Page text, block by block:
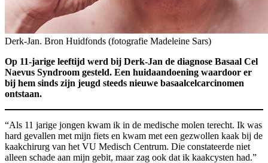
Derk-Jan. Bron Huidfonds (fotografie Madeleine Sars)
Op 11-jarige leeftijd werd bij Derk-Jan de diagnose Basaal Cel
Naevus Syndroom gesteld. Een huidaandoening waardoor er
bij hem sinds zijn jeugd steeds nieuwe basaalcelcarcinomen
ontstaan.
“Als 11 jarige jongen kwam ik in de medische molen terecht. Ik was
hard gevallen met mijn fiets en kwam met een gezwollen kaak bij de
kaakchirurg van het VU Medisch Centrum. Die constateerde niet
alleen schade aan mijn gebit, maar zag ook dat ik kaakcysten had.”